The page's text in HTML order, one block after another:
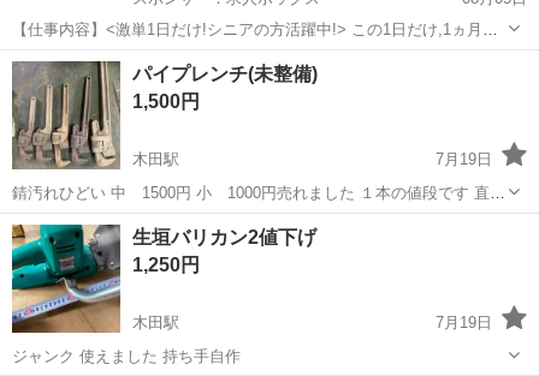
【仕事内容】<激単1日だけ!シニアの方活躍中!> この1日だけ,1ヵ月間
だけ,4時間だけなど あなた優先で自由に決めれます! シニア・60代・
70代の方を 積極的に採用中 たくさんご活躍いただいてます こんなお
仕事をお願いします!...
アルバイト・パート
パイプレンチ(未整備)
1,500円
木田駅
7月19日
錆汚れひどい 中 1500円 小 1000円売れました １本の値段です 直接
取り引き
愛知 稲沢市 木田駅 その他 パイプレンチ
生垣バリカン2値下げ
1,250円
木田駅
7月19日
ジャンク 使えました 持ち手自作